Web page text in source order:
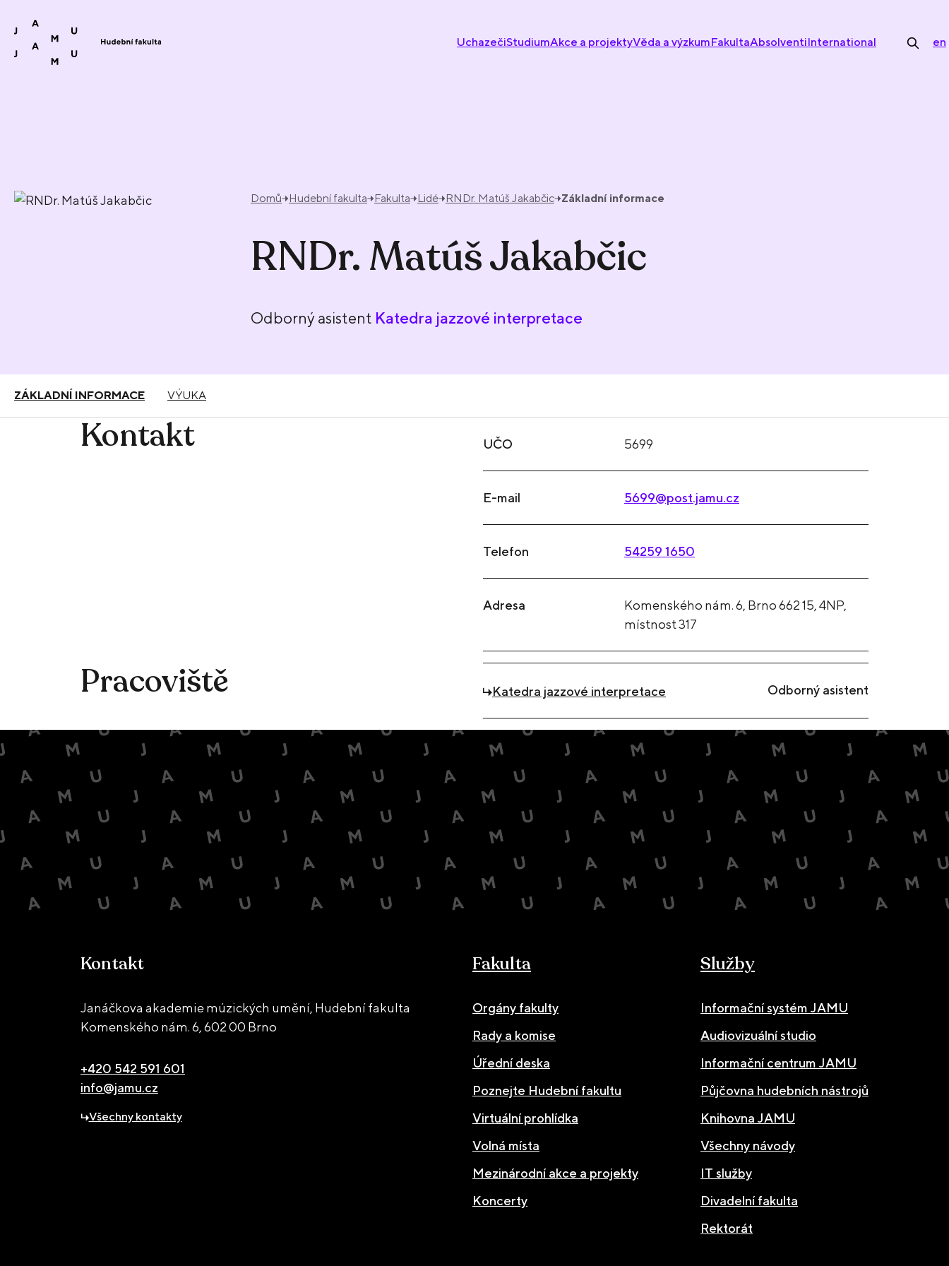
UchazečiStudiumAkce a projektyVěda a výzkumFakultaAbsolventiInternational en
Domů Hudební fakulta Fakulta Lidé RNDr. Matúš Jakabčic Základní informace
RNDr. Matúš Jakabčic
Odborný asistent Katedra jazzové interpretace
ZÁKLADNÍ INFORMACE VÝUKA
Kontakt UČO 5699
E-mail 5699@post.jamu.cz
Telefon 54259 1650
Adresa
Komenského nám. 6, Brno 662 15, 4NP,
místnost 317
Pracoviště Odborný asistent
Katedra jazzové interpretace
Kontakt
Janáčkova akademie múzických umění, Hudební fakulta
Komenského nám. 6,602 00 Brno
+420 542 591 601
info@jamu.cz
Všechny kontakty
Fakulta
Orgány fakulty
Rady a komise
Úřední deska
Poznejte Hudební fakultu
Virtuální prohlídka
Volná místa
Mezinárodní akce a projekty
Koncerty
Služby
Informační systém JAMU
Audiovizuální studio
Informační centrum JAMU
Půjčovna hudebních nástrojů
Knihovna JAMU
Všechny návody
IT služby
Divadelní fakulta
Rektorát